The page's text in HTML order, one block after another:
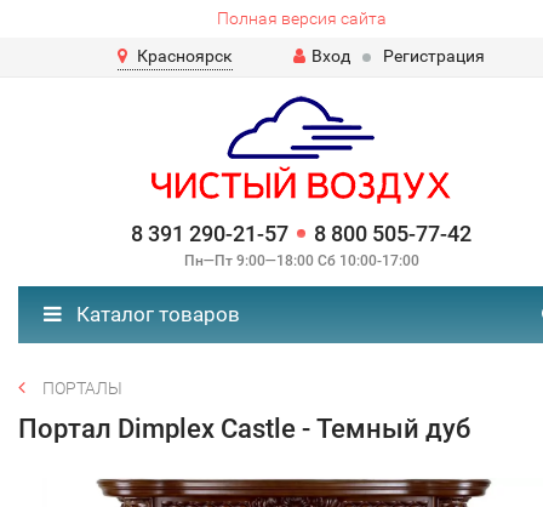
Полная версия сайта
Красноярск
Вход Регистрация
8 391 290-21-57 8 800 505-77-42
Пн—Пт 9:00—18:00 Сб 10:00-17:00
Каталог товаров
ПОРТАЛЫ
Портал Dimplex Castle - Темный дуб